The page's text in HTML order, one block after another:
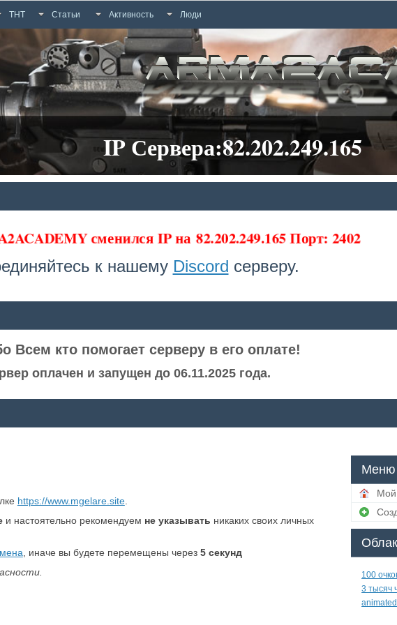
ТНТ Статьи Активность Люди
IP Сервера:82.202.249.165
сменился IP на82.202.249.165 Порт: 2402
к нашему Discord серверу.
Всем кто помогает серверу в его оплате!
оплачен и запущен до 06.11.2025 года.
https://www.mgelare.site.
и настоятельно рекомендуем не указывать никаких своих личных
, иначе вы будете перемещены через 5секунд
Меню
100
3 тысяч